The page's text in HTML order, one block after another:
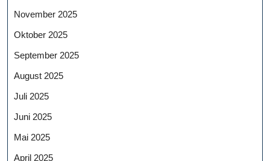
November 2025
Oktober 2025
September 2025
August 2025
Juli 2025
Juni 2025
Mai 2025
April 2025